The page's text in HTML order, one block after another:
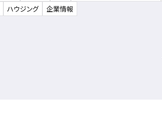
ハウジング 企業情報